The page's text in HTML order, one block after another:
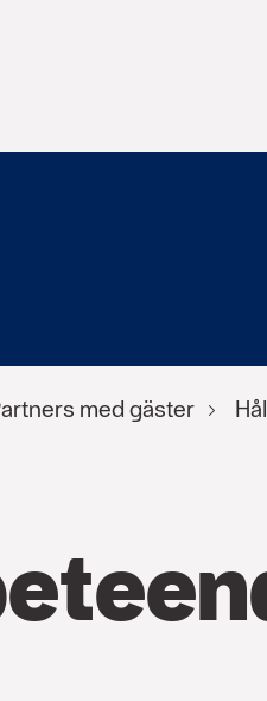
med gäster